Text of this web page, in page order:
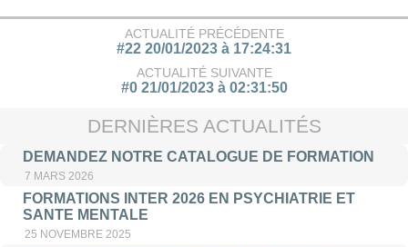
ACTUALITÉ PRÉCÉDENTE
#22 20/01/2023 à 17:24:31
ACTUALITÉ SUIVANTE
#0 21/01/2023 à 02:31:50
DERNIÈRES ACTUALITÉS
DEMANDEZ NOTRE CATALOGUE DE FORMATION
7 MARS 2026
FORMATIONS INTER 2026 EN PSYCHIATRIE ET
SANTE MENTALE
25 NOVEMBRE 2025